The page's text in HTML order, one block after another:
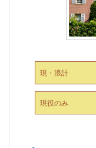
現・浪計
現役のみ